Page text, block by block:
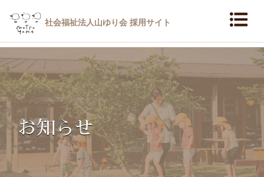
社会福祉法人山ゆり会 採用サイト
お知らせ